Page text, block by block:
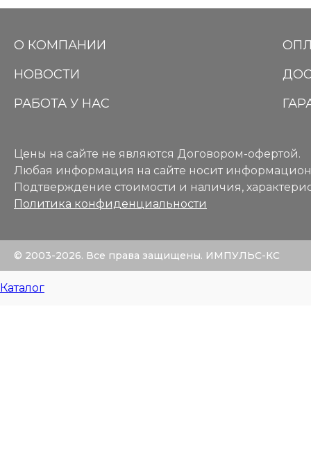
О КОМПАНИИ
НОВОСТИ
РАБОТА У НАС
Цены на сайте не являются Договором-офертой.
Любая информация на сайте носит
Подтверждение стоимости и наличия,
Политика конфиденциальности
© 2003-2026. Все права защищены. ИМПУЛЬС-КС
Каталог